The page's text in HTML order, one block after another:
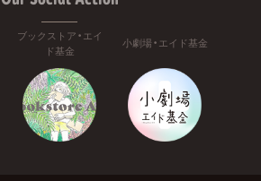
ブックストア・エイ
ド基金
小劇場・エイド基金